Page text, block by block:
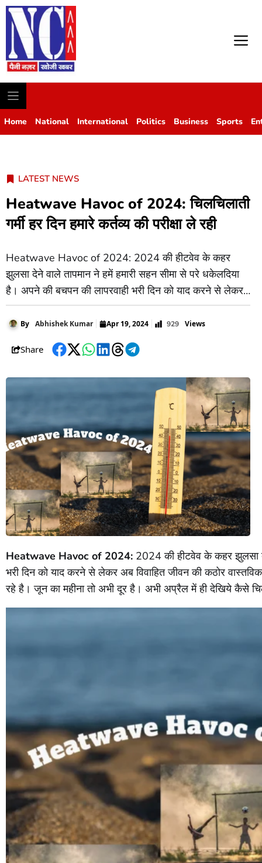
Home National International Politics Business Sports
LATEST NEWS
Heatwave Havoc of 2024: चिलचिलाती
गर्मी हर दिन हमारे कर्तव्य की परीक्षा ले रही
Heatwave Havoc of 2024: 2024 की हीटवेव के कहर
झुलसा देने वाले तापमान ने हमें हमारी सहन सीमा से परे धकेलदिया
है। अपने की बचपन की लापरवाही भरी दिन को याद करने से लेकर
अब विवाहित जीवन की कठोर वास्तविकताओं का सामना करने तक,
निरंतर गर्मी के माध्यम से अपने यात्रा का अनुभव आपसे साझा
By Abhishek Kumar Apr 19, 2024 929 Views
Share
Facebook
TwitterWhatsApp
LinkedIn
ThreadsTelegram
Heatwave Havoc of 2024: 2024 की हीटवेव के कहर झुलसा
भरी दिन को याद करने से लेकर अब विवाहित जीवन की कठोर
रहे है। जून का महीना तो अभी दूर है। अभी अप्रैल में ही देखिये कैसे